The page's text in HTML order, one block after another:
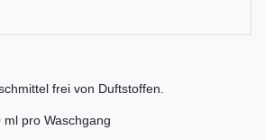
frei von Duftstoffen.
pro Waschgang